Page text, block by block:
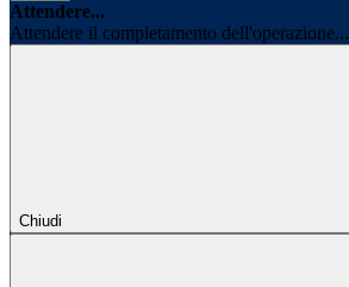
Attendere...
Attendere il completamento dell'operazione...
Chiudi